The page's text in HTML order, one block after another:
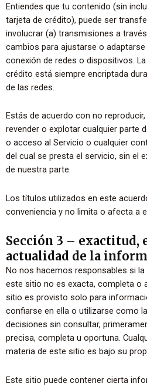
Entiendes que tu contenido (sin
tarjeta de crédito), puede ser
involucrar (a) transmisiones a
cambios para ajustarse o
conexión de redes o dispositivos.
crédito está siempre encriptada
de las redes.
Estás de acuerdo con no reproducir,
revender o explotar cualquier parte
o acceso al Servicio o cualquier
del cual se presta el servicio, sin el
de nuestra parte.
Los títulos utilizados en este
conveniencia y no limita o afecta a
Sección 3 – exactitud,
actualidad de la
No nos hacemos responsables si
este sitio no es exacta, completa o
sitio es provisto solo para
confiarse en ella o utilizarse como
decisiones sin consultar,
precisa, completa u oportuna.
materia de este sitio es bajo su
Este sitio puede contener cierta